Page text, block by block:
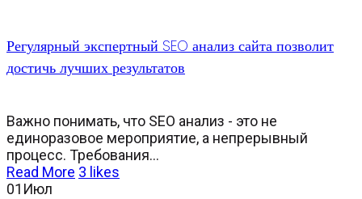
Регулярный экспертный SEO анализ сайта позволит
достичь лучших результатов
Важно понимать, что SEO анализ - это не
единоразовое мероприятие, а непрерывный
процесс. Требования...
Read More 3 likes
01 Июл